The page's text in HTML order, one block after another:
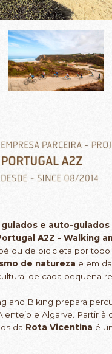
e auto-guiados
A2Z - Walking
ou de bicicleta por todo
de natureza e em
de cada pequena
and Biking prepara
e Algarve. Partir à
da Rota Vicentina é